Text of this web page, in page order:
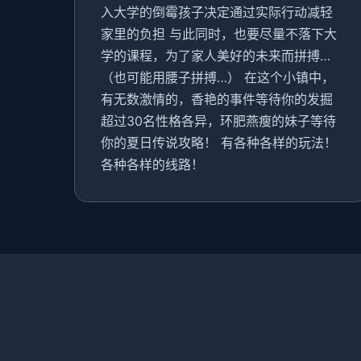
入大学的倒霉孩子决定通过实际行动减轻
家里的负担 与此同时，也要尽量不落下大
学的课程，为了家人美好的未来而拼搏…
（也可能用腰子拼搏…） 在这个小镇中，
有无数激情的，香艳的事件等待你的发掘
超过30名性格各异，环肥燕瘦的妹子等待
你的夏日传说攻略！ 有各种各样的玩法！
各种各样的线路！